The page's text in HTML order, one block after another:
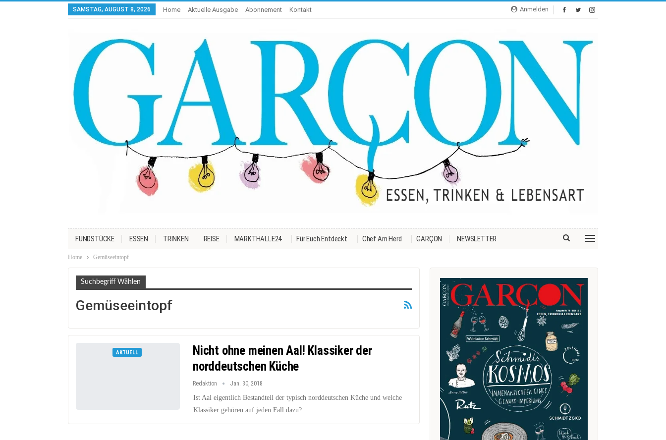
Anmelden
SAMSTAG, AUGUST 8, 2026 Home Aktuelle Ausgabe Abonnement Kontakt
FUNDSTÜCKE ESSEN TRINKEN REISE MARKTHALLE24 Für Euch Entdeckt Chef Am Herd GARÇON NEWSLETTER
Home Gemüseeintopf
Suchbegriff Wählen
Gemüseeintopf
AKTUELL
Nicht ohne meinen Aal! Klassiker der
norddeutschen Küche
Redaktion Jan. 30, 2018
Ist Aal eigentlich Bestandteil der typisch norddeutschen Küche und welche
Klassiker gehören auf jeden Fall dazu?